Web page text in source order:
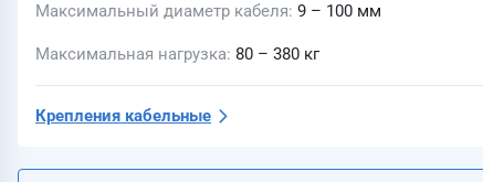
Максимальный диаметр кабеля 9 – 100 мм
Максимальная нагрузка 80 – 380 кг
Крепления кабельные